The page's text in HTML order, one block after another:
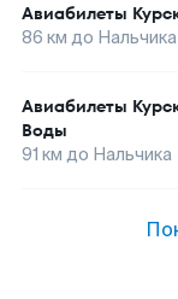
Авиабилеты
86 км до Нальчика
Авиабилеты
Воды
91 км до Нальчика